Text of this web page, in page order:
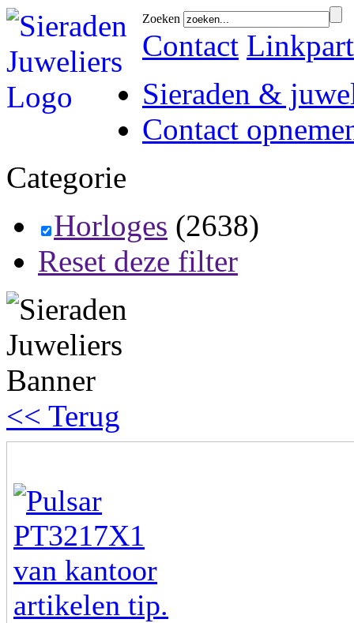
Zoeken
Contact
Sieraden &
Contact
Categorie
Horloges (2638)
Reset deze filter
<< Terug